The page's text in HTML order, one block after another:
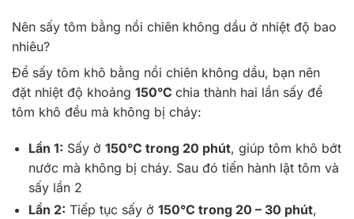
Nên sấy tôm bằng nồi chiên không dầu ở nhiệt độ bao
nhiêu?
Để sấy tôm khô bằng nồi chiên không dầu, bạn nên
đặt nhiệt độ khoảng 150°C chia thành hai lần sấy để
tôm khô đều mà không bị cháy:
Lần 1: Sấy ở 150°C trong 20 phút, giúp tôm khô bớt
nước mà không bị cháy. Sau đó tiến hành lật tôm và
sấy lần 2
Lần 2: Tiếp tục sấy ở 150°C trong 20 – 30 phút,